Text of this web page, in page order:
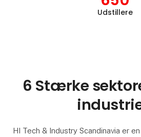
Udstillere
6 Stærke
HI Tech & Industry Scandinavia er